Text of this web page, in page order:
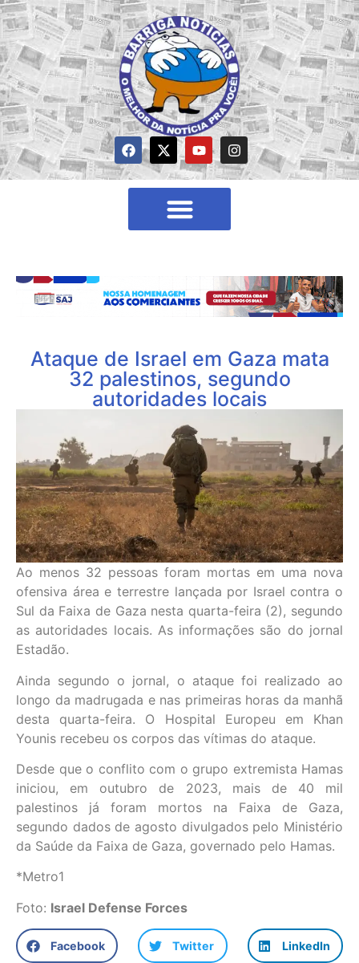
Ataque de Israel em Gaza mata
32 palestinos, segundo
autoridades locais
Ao menos 32 pessoas foram mortas em uma nova
ofensiva área e terrestre lançada por Israel contra o
Sul da Faixa de Gaza nesta quarta-feira (2), segundo
as autoridades locais. As informações são do jornal
Estadão.
Ainda segundo o jornal, o ataque foi realizado ao
longo da madrugada e nas primeiras horas da manhã
desta quarta-feira. O Hospital Europeu em Khan
Younis recebeu os corpos das vítimas do ataque.
Desde que o conflito com o grupo extremista Hamas
iniciou, em outubro de 2023, mais de 40 mil
palestinos já foram mortos na Faixa de Gaza,
segundo dados de agosto divulgados pelo Ministério
da Saúde da Faixa de Gaza, governado pelo Hamas.
*Metro1
Foto: Israel Defense Forces
Facebook Twitter LinkedIn